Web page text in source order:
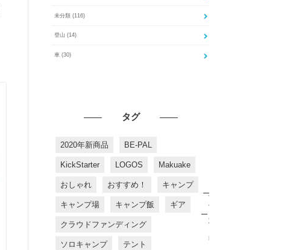
未分類 (116)
登山 (14)
車 (30)
タグ
2020年新商品 BE-PAL
KickStarter LOGOS Makuake
おしゃれ おすすめ！ キャンプ
キャンプ場 キャンプ飯 ギア
クラウドファンディング
ソロキャンプ テント
す
す
め
商
品